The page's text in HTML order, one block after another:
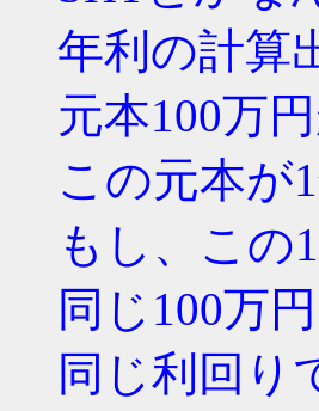
年利の計算
元本100万
この元本が
もし、この
同じ100万
同じ利回り